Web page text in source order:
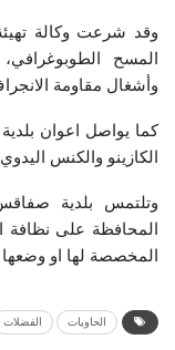
وقد شرعت وكالة
وأشغال مقاومة
كما يواصل اعوان
الكازينو والكنس
وتلتمس بلدية
المحافظة على نظافة
المخصصة لها او
الحاويات الفضلات